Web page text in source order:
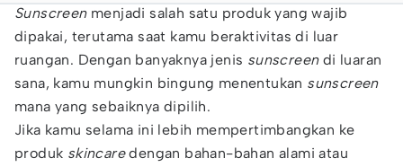
Sunscreen menjadi salah satu produk yang wajib
dipakai, terutama saat kamu beraktivitas di luar
ruangan. Dengan banyaknya jenis sunscreen di luaran
sana, kamu mungkin bingung menentukan sunscreen
mana yang sebaiknya dipilih.
Jika kamu selama ini lebih mempertimbangkan ke
produk skincaredengan bahan-bahan alami atau